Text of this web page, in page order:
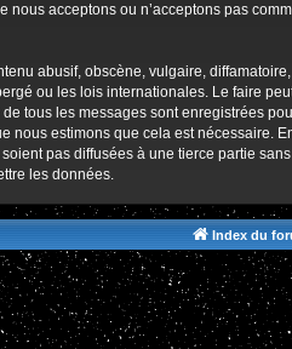
nous acceptons ou n’acceptons pas
abusif, obscène, vulgaire,
ou les lois internationales. Le faire
tous les messages sont enregistrées
nous estimons que cela est nécessaire.
pas diffusées à une tierce partie
les données.
Index du